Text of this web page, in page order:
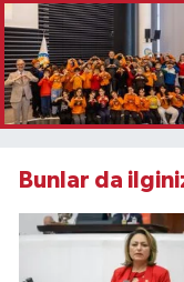
Bunlar da